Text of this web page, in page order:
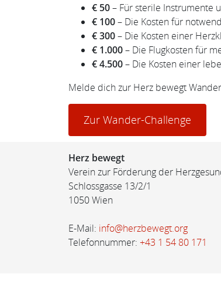
€ 50– Für sterile Instrumente
€ 100– Die Kosten für
€ 300– Die Kosten einer
€ 1.000– Die Flugkosten für
€ 4.500– Die Kosten einer
Melde dich zur Herz bewegt
Zur Wander-Challenge
Herz bewegt
Verein zur Förderung der
Schlossgasse 13/2/1
1050 Wien
E-Mail: info@herzbewegt.org
Telefonnummer: +43 1 54 80 171